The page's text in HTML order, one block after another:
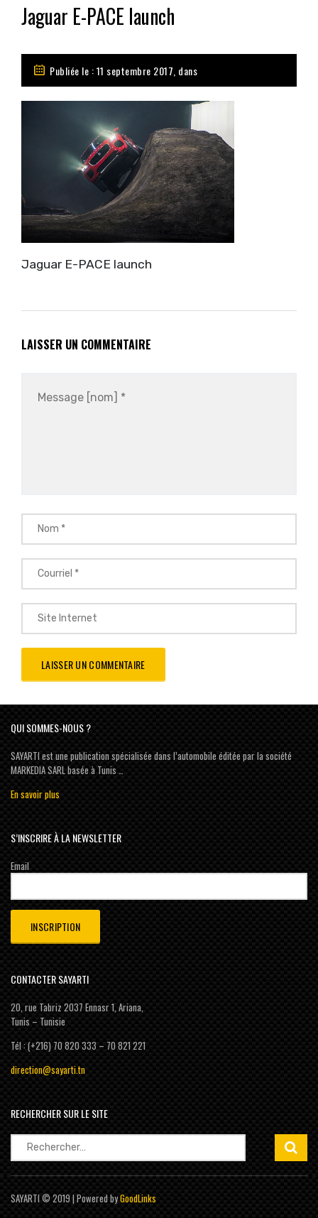
Jaguar E-PACE launch
Publiée le : 11 septembre 2017, dans
Jaguar E-PACE launch
LAISSER UN COMMENTAIRE
QUI SOMMES-NOUS ?
SAYARTI est une publication spécialisée dans l’automobile éditée par la société
MARKEDIA SARL basée à Tunis …
En savoir plus
S’INSCRIRE À LA NEWSLETTER
Email
CONTACTER SAYARTI
20, rue Tabriz 2037 Ennasr 1, Ariana,
Tunis – Tunisie
Tél : (+216) 70 820 333 – 70 821 221
direction@sayarti.tn
RECHERCHER SUR LE SITE
Rechercher :
SAYARTI © 2019 | Powered byGoodLinks